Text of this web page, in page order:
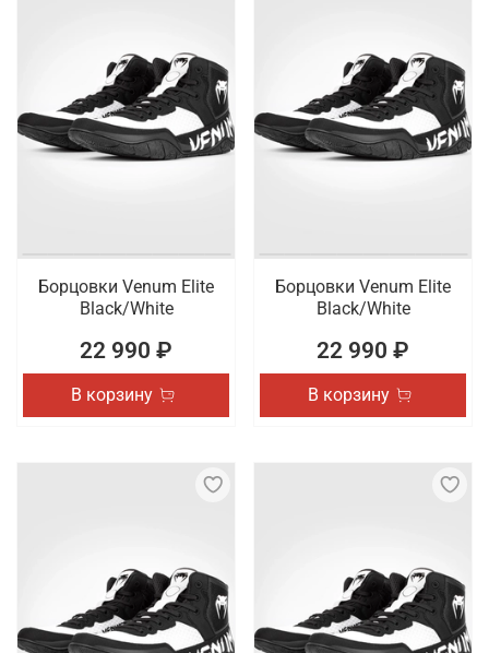
Борцовки Venum Elite
Black/White
22 990 ₽
В корзину
Борцовки Venum Elite
Black/White
22 990 ₽
В корзину